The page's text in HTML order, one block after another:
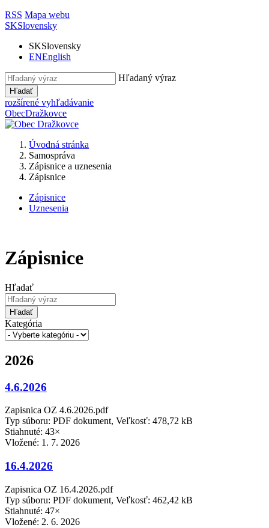
RSS Mapa webu
SKSlovensky
SKSlovensky
ENEnglish
Hľadaný výraz
Hľadať
rozšírené vyhľadávanie
ObecDražkovce
Úvodná stránka
Samospráva
Zápisnice a uznesenia
Zápisnice
Zápisnice
Uznesenia
Zápisnice
Hľadať
Hľadať
Kategória
2026
4.6.2026
Zapisnica OZ 4.6.2026.pdf
Typ súboru: PDF dokument, Veľkosť: 478,72 kB
Stiahnuté: 43×
Vložené: 1. 7. 2026
16.4.2026
Zapisnica OZ 16.4.2026.pdf
Typ súboru: PDF dokument, Veľkosť: 462,42 kB
Stiahnuté: 47×
Vložené: 2. 6. 2026